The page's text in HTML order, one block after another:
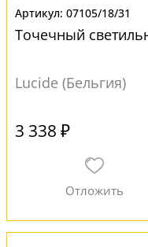
07105/18/31
Точечный
Lucide (Бельгия)
3 338 ₽